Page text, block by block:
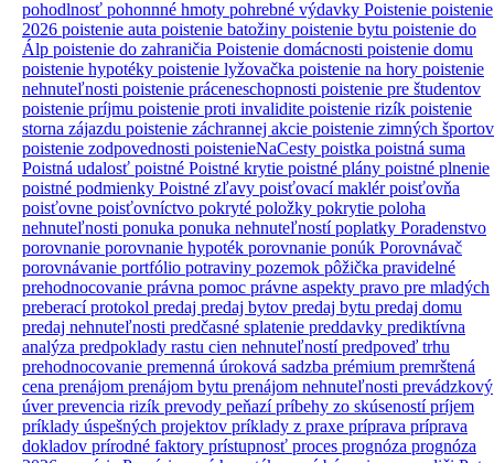
pohodlnosť pohonnné hmoty pohrebné výdavky Poistenie poistenie
2026 poistenie auta poistenie batožiny poistenie bytu poistenie do
Álp poistenie do zahraničia Poistenie domácnosti poistenie domu
poistenie hypotéky poistenie lyžovačka poistenie na hory poistenie
nehnuteľnosti poistenie práceneschopnosti poistenie pre študentov
poistenie príjmu poistenie proti invalidite poistenie rizík poistenie
storna zájazdu poistenie záchrannej akcie poistenie zimných športov
poistenie zodpovednosti poistenieNaCesty poistka poistná suma
Poistná udalosť poistné Poistné krytie poistné plány poistné plnenie
poistné podmienky Poistné zľavy poisťovací maklérpoisťovňa
poisťovne poisťovníctvo pokryté položky pokrytie poloha
nehnuteľnosti ponuka ponuka nehnuteľnostípoplatky Poradenstvo
porovnanie porovnanie hypoték porovnanie ponúk Porovnávač
porovnávanie portfólio potraviny pozemok pôžička pravidelné
prehodnocovanie právna pomoc právne aspekty pravo pre mladých
preberací protokol predaj predaj bytov predaj bytu predaj domu
predaj nehnuteľnosti predčasné splatenie preddavky prediktívna
analýza predpoklady rastu cien nehnuteľnostípredpoveď trhu
prehodnocovanie premenná úroková sadzba prémium premrštená
cena prenájom prenájom bytu prenájom nehnuteľnosti prevádzkový
úverprevencia rizík prevody peňazípríbehy zo skúsenostípríjem
príklady úspešných projektov príklady z praxe príprava príprava
dokladov prírodné faktory prístupnosť proces prognóza prognóza